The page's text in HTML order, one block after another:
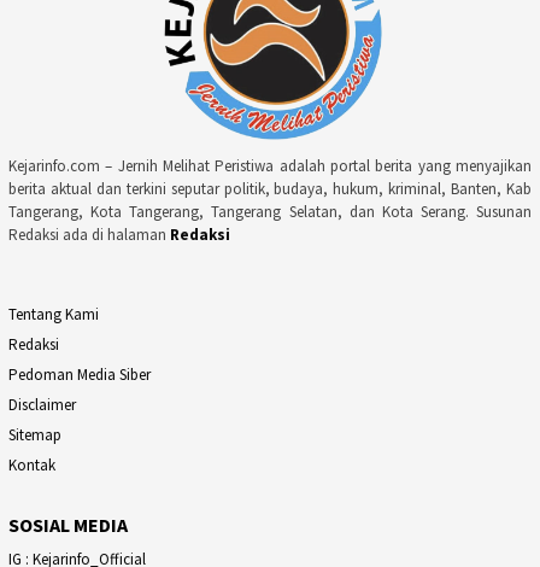
Kejarinfo.com – Jernih Melihat Peristiwa adalah portal berita yang menyajikan
berita aktual dan terkini seputar politik, budaya, hukum, kriminal, Banten, Kab
Tangerang, Kota Tangerang, Tangerang Selatan, dan Kota Serang. Susunan
Redaksi ada di halaman Redaksi
Tentang Kami
Redaksi
Pedoman Media Siber
Disclaimer
Sitemap
Kontak
SOSIAL MEDIA
IG : Kejarinfo_Official